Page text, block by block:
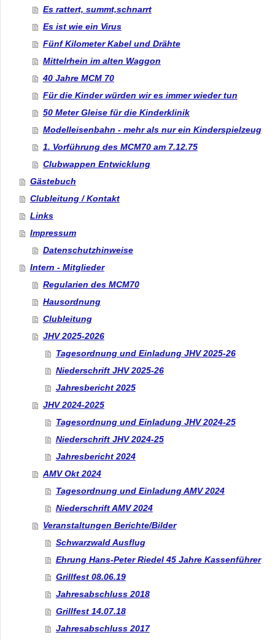
Es rattert, summt,schnarrt
Es ist wie ein Virus
Fünf Kilometer Kabel und Drähte
Mittelrhein im alten Waggon
40 Jahre MCM 70
Für die Kinder würden wir es immer wieder tun
50 Meter Gleise für die Kinderklinik
Modelleisenbahn - mehr als nur ein Kinderspielzeug
1. Vorführung des MCM70 am 7.12.75
Clubwappen Entwicklung
Gästebuch
Clubleitung / Kontakt
Links
Impressum
Datenschutzhinweise
Intern - Mitglieder
Regularien des MCM70
Hausordnung
Clubleitung
JHV 2025-2026
Tagesordnung und Einladung JHV 2025-26
Niederschrift JHV 2025-26
Jahresbericht 2025
JHV 2024-2025
Tagesordnung und Einladung JHV 2024-25
Niederschrift JHV 2024-25
Jahresbericht 2024
AMV Okt 2024
Tagesordnung und Einladung AMV 2024
Niederschrift AMV 2024
Veranstaltungen Berichte/Bilder
Schwarzwald Ausflug
Ehrung Hans-Peter Riedel 45 Jahre Kassenführer
Grillfest 08.06.19
Jahresabschluss 2018
Grillfest 14.07.18
Jahresabschluss 2017